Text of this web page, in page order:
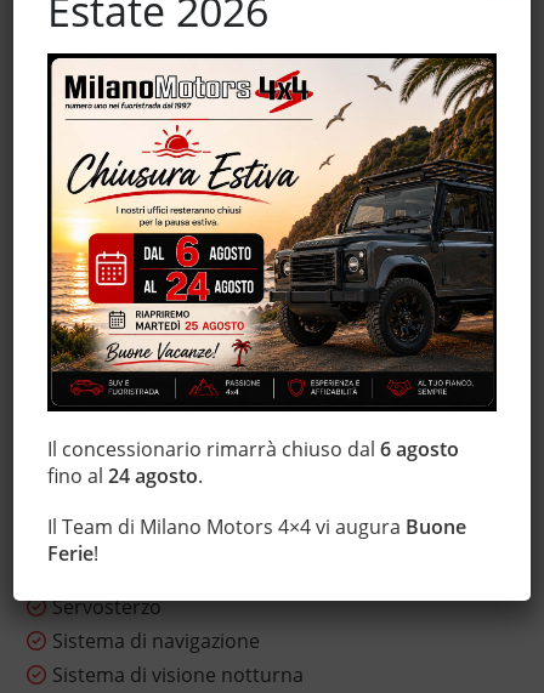
Fari LED
Fendinebbia
Frenata d'emergenza assistita
Immobilizzatore elettronico
Isofix
Leve al volante
Marmitta catalitica
Monitoraggio pressione pneumatici
MP3
Portellone posteriore elettrico
Regolazione elettrica sedili
Sedile posteriore sdoppiato
Sensore di luce
Sensori di parcheggio anteriori
Servosterzo
Sistema di navigazione
Sistema di visione notturna
Il concessionario rimarrà chiuso dal6 agosto
fino al24 agosto.
Il Team di Milano Motors 4×4 vi augura Buone
Ferie!